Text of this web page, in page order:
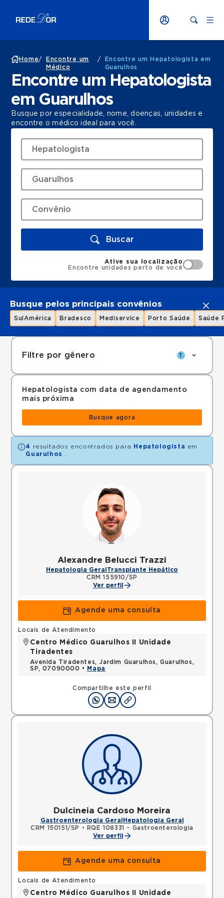
Home/
Encontre um
Médico
/
Encontre um Hepatologista em
Guarulhos
Encontre um Hepatologista
em Guarulhos
Busque por especialidade, nome, doenças, unidades e
encontre o médico ideal para você.
Buscar
Ative sua localização
Encontre unidades perto de você
Busque pelos principais convênios
SulAmérica Bradesco Mediservice Porto Saúde Saúde
Filtre por gênero 1
Hepatologista com data de agendamento
mais próxima
Busque agora
4 resultados encontrados para Hepatologista em
Guarulhos
Alexandre Belucci Trazzi
Hepatologia Geral Transplante Hepático
CRM 155910/SP
Ver perfil
Agende uma consulta
Compartilhe este perfil
Locais de Atendimento
Centro Médico Guarulhos II Unidade
Tiradentes
Avenida Tiradentes, Jardim Guarulhos, Guarulhos,
SP, 07090000 •
Mapa
Dulcineia Cardoso Moreira
Gastroenterologia Geral Hepatologia Geral
CRM 150151/SP
•
RQE 108331 - Gastroenterologia
Ver perfil
Agende uma consulta
Locais de Atendimento
Centro Médico Guarulhos II Unidade